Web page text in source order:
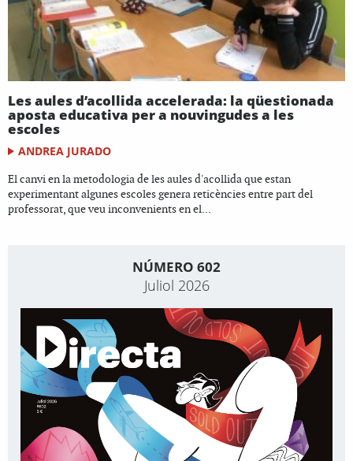
Les aules d’acollida accelerada: la qüestionada
aposta educativa per a nouvingudes a les
escoles
ANDREA JURADO
El canvi en la metodologia de les aules d'acollida que estan
experimentant algunes escoles genera reticències entre part del
professorat, que veu inconvenients en el...
NÚMERO 602
Juliol 2026